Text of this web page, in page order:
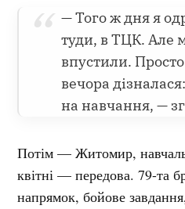
— Того ж дня я
туди, в ТЦК. Але
впустили.
вечора
на навчання, —
Потім — Житомир,
квітні — передова. 79-та
напрямок, бойове